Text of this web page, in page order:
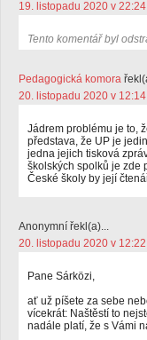
19. listopadu 2020 v 22:24
Tento komentář byl
Pedagogická komora
20. listopadu 2020 v 12:14
Jádrem problému je to,
představa, že UP je
jedna jejich tisková
školských spolků je zde
České školy by její
Anonymní řekl(a)...
20. listopadu 2020 v 12:22
Pane Sárközi,
ať už píšete za sebe
vícekrát: Naštěstí to
nadále platí, že s Vámi